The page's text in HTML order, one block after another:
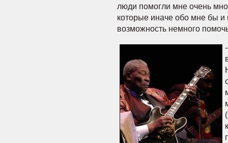
люди помогли мне очень
которые иначе обо мне бы и
возможность немного